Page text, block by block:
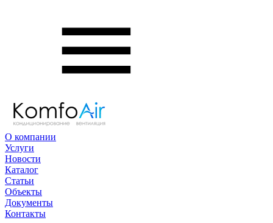
О компании
Услуги
Новости
Каталог
Статьи
Объекты
Документы
Контакты